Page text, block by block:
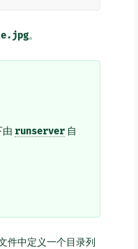
。
由 runserver 自
件中定义一个目录列